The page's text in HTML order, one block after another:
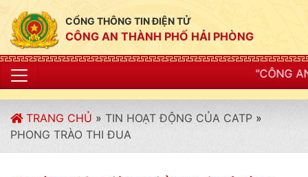
CỔNG THÔNG TIN ĐIỆN TỬ
CÔNG AN THÀNH PHỐ HẢI PHÒNG
"CÔNG AN THÀNH PHỐ HẢI
TRANG CHỦ » TIN HOẠT ĐỘNG CỦA CATP »
PHONG TRÀO THI ĐUA